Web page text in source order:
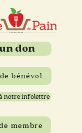
don
notre infolettre
Formulaire de bénévolat
membre